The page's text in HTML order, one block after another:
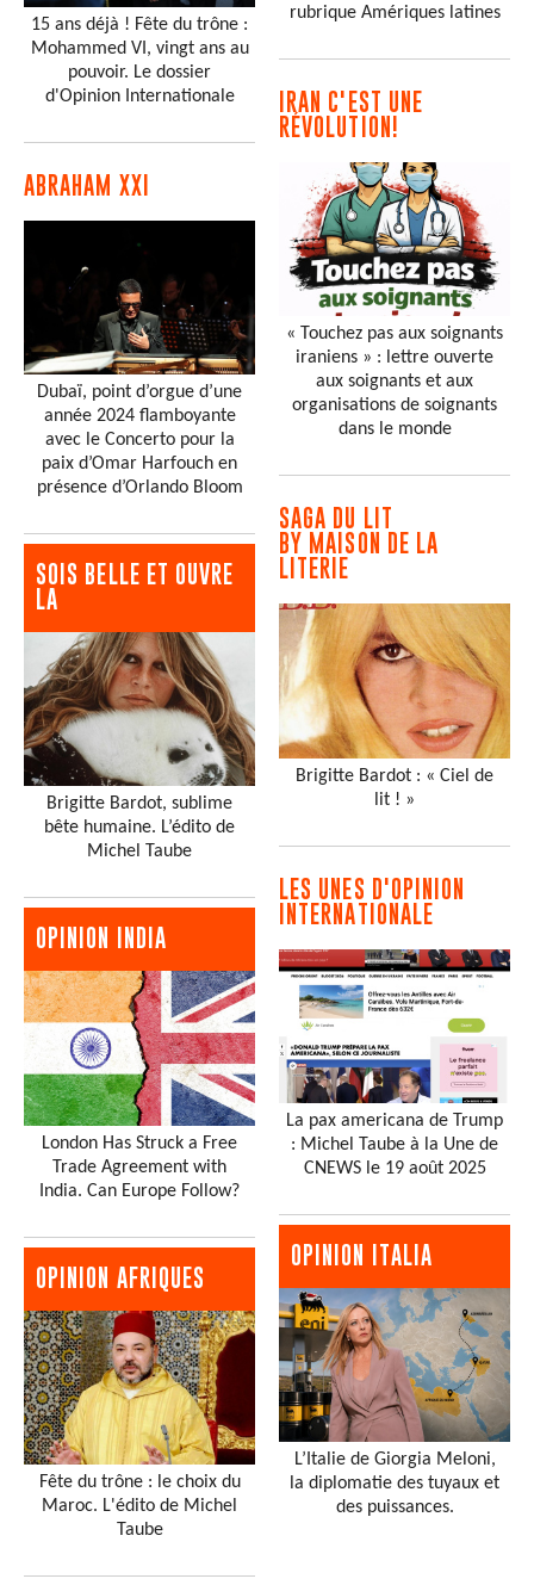
15 ans déjà ! Fête du trône :
Mohammed VI, vingt ans au
pouvoir. Le dossier
d'Opinion Internationale
ABRAHAM XXI
Dubaï, point d’orgue d’une
année 2024 flamboyante
avec le Concerto pour la
paix d’Omar Harfouch en
présence d’Orlando Bloom
SOIS BELLE ET OUVRE
LA
Brigitte Bardot, sublime
bête humaine. L’édito de
Michel Taube
OPINION INDIA
London Has Struck a Free
Trade Agreement with
India. Can Europe Follow?
OPINION AFRIQUES
Fête du trône : le choix du
Maroc. L'édito de Michel
Taube
rubrique Amériques latines
IRAN C'EST UNE
RÉVOLUTION!
« Touchez pas aux soignants
iraniens » : lettre ouverte
aux soignants et aux
organisations de soignants
dans le monde
SAGA DU LIT
BY MAISON DE LA
LITERIE
Brigitte Bardot : « Ciel de
lit ! »
LES UNES D'OPINION
INTERNATIONALE
La pax americana de Trump
: Michel Taube à la Une de
CNEWS le 19 août 2025
OPINION ITALIA
L’Italie de Giorgia Meloni,
la diplomatie des tuyaux et
des puissances.